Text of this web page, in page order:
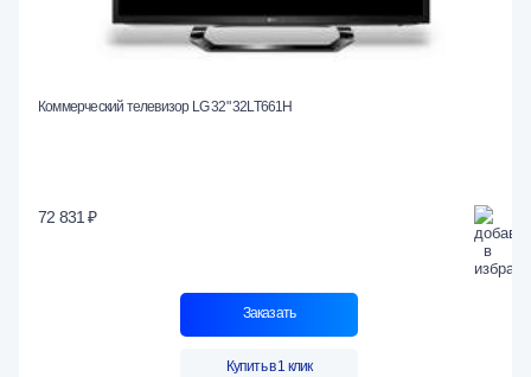
Коммерческий телевизор LG 32" 32LT661H
72 831 ₽
Заказать
Купить в 1 клик